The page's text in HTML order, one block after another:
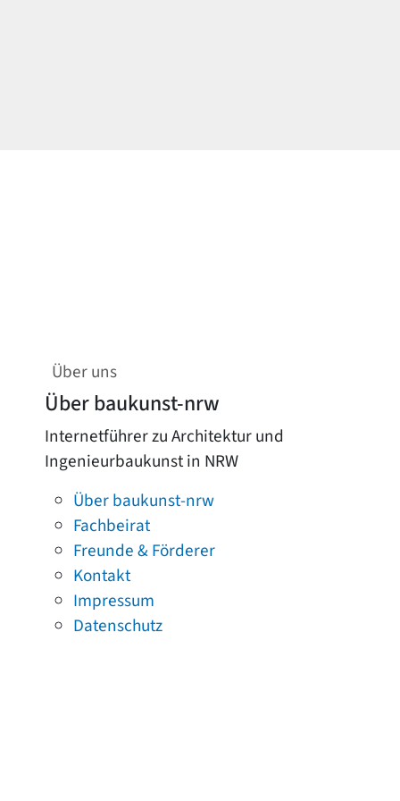
Über uns
Über baukunst-nrw
Internetführer zu Architektur und
Ingenieurbaukunst in NRW
Über baukunst-nrw
Fachbeirat
Freunde & Förderer
Kontakt
Impressum
Datenschutz